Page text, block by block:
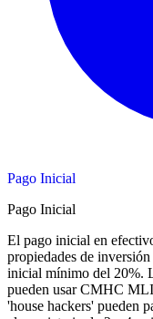
Pago Inicial
Pago Inicial
El pago inicial en
propiedades de
inicial mínimo del 20%.
pueden usar CMHC
'house hackers' pueden